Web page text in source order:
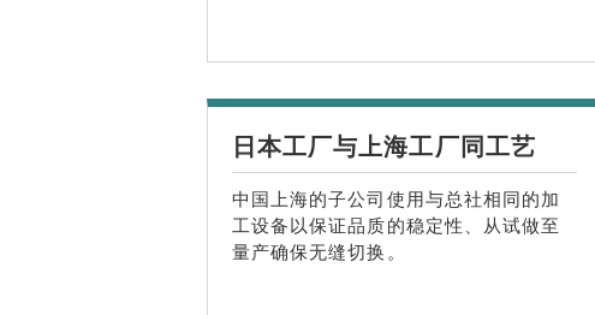
日本工厂与上海工厂同工艺
中国上海的子公司使用与总社相同的加
工设备以保证品质的稳定性、从试做至
量产确保无缝切换。